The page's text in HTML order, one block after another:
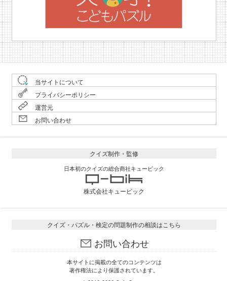
当サイトについて
プライバシーポリシー
運営元
お問い合わせ
クイズ制作・監修
日本初のクイズの総合商社キュービック
株式会社キュービック
クイズ・パズル・検定の問題制作の相談はこちら
お問い合わせ
本サイトに掲載の全てのコンテンツは
著作権法により保護されています。